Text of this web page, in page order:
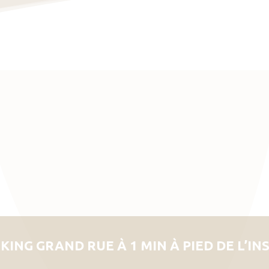
GRAND RUE À 1 MIN À PIED DE